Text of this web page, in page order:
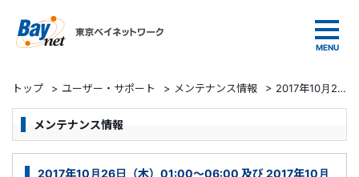
トップ > ユーザー・サポート > メンテナンス情報 > 2017年10月26日（木）01:00～06:00 及び 2017年10月28日（土）10:00～17:00 【中央区日本橋兜町・日本橋茅場町・八丁堀】
メンテナンス情報
2017年10月26日（木）01:00～06:00 及び 2017年10月